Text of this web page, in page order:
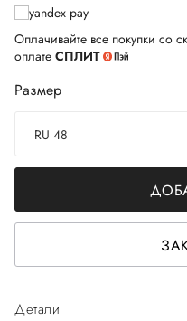
Оплачивайте все покупки со
оплате СПЛИТ
Размер
RU 48
Детали